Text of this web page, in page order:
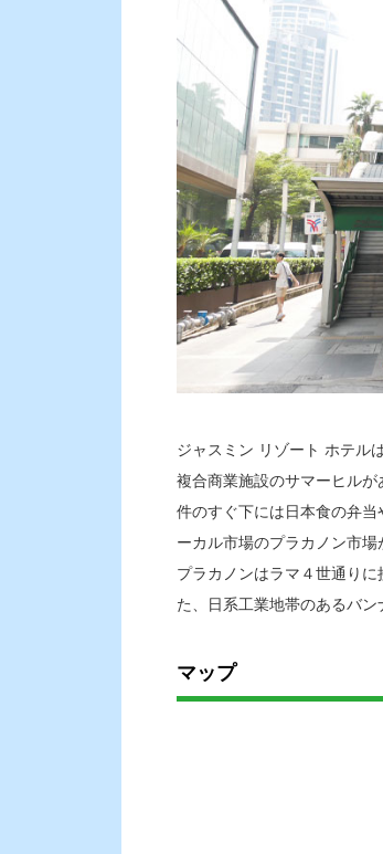
ジャスミン リゾート ホテル
複合商業施設のサマーヒル
件のすぐ下には日本食の弁
ーカル市場のプラカノン市場
プラカノンはラマ４世通り
た、日系工業地帯のあるバン
マップ